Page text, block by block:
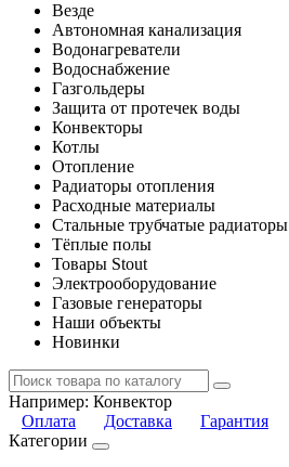
Везде
Автономная канализация
Водонагреватели
Водоснабжение
Газгольдеры
Защита от протечек воды
Конвекторы
Котлы
Отопление
Радиаторы отопления
Расходные материалы
Стальные трубчатые радиаторы
Тёплые полы
Товары Stout
Электрооборудование
Газовые генераторы
Наши объекты
Новинки
Например: Конвектор
Оплата
Доставка Гарантия
Категории